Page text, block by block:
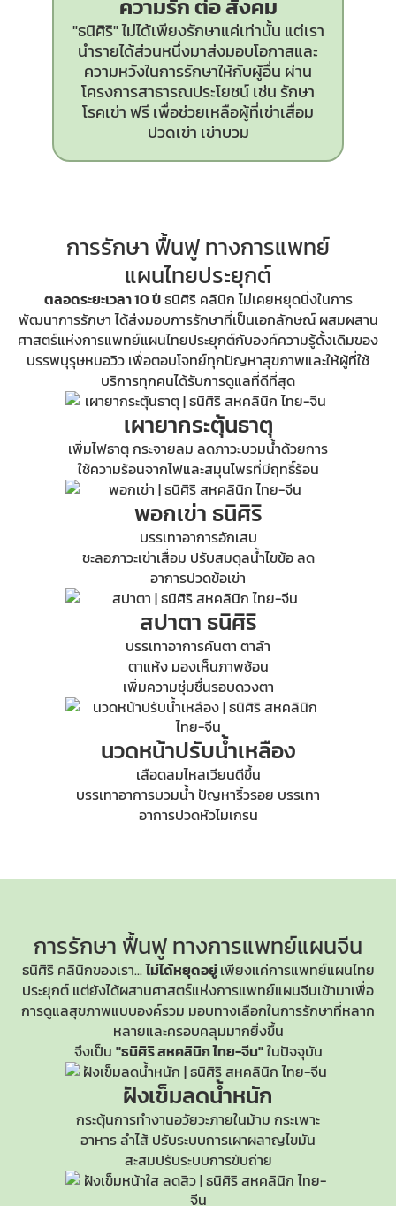
ความรัก ต่อ สังคม
"ธนิศิริ" ไม่ได้เพียงรักษาแค่เท่านั้น แต่เรา
นำรายได้ส่วนหนึ่งมาส่งมอบโอกาสและ
ความหวังในการรักษาให้กับผู้อื่น ผ่าน
โครงการสาธารณประโยชน์ เช่น รักษา
โรคเข่า ฟรี เพื่อช่วยเหลือผู้ที่เข่าเสื่อม
ปวดเข่า เข่าบวม
การรักษา ฟื้นฟู ทางการแพทย์
แผนไทยประยุกต์
ตลอดระยะเวลา 10 ปีธนิศิริ คลินิก ไม่เคยหยุดนิ่งในการ
พัฒนาการรักษา ได้ส่งมอบการรักษาที่เป็นเอกลักษณ์ ผสมผสาน
ศาสตร์แห่งการแพทย์แผนไทยประยุกต์กับองค์ความรู้ดั้งเดิมของ
บรรพบุรุษหมอวิว เพื่อตอบโจทย์ทุกปัญหาสุขภาพและให้ผู้ที่ใช้
บริการทุกคนได้รับการดูแลที่ดีที่สุด
เผายากระตุ้นธาตุ
เพิ่มไฟธาตุ กระจายลม ลดภาวะบวมน้ำด้วยการ
ใช้ความร้อนจากไฟและสมุนไพรที่มีฤทธิ์ร้อน
พอกเข่า ธนิศิริ
บรรเทาอาการอักเสบ
ชะลอภาวะเข่าเสื่อม ปรับสมดุลน้ำไขข้อ ลด
อาการปวดข้อเข่า
สปาตา ธนิศิริ
บรรเทาอาการคันตา ตาล้า
ตาแห้ง มองเห็นภาพซ้อน
เพิ่มความชุ่มชื่นรอบดวงตา
นวดหน้าปรับน้ำเหลือง
เลือดลมไหลเวียนดีขึ้น
บรรเทาอาการบวมน้ำ ปัญหาริ้วรอย บรรเทา
อาการปวดหัวไมเกรน
การรักษา ฟื้นฟูทางการแพทย์แผนจีน
ธนิศิริ คลินิกของเรา...ไม่ได้หยุดอยู่เพียงแค่การแพทย์แผนไทย
ประยุกต์ แต่ยังได้ผสานศาสตร์แห่งการแพทย์แผนจีนเข้ามาเพื่อ
การดูแลสุขภาพแบบองค์รวม มอบทางเลือกในการรักษาที่หลาก
หลายและครอบคลุมมากยิ่งขึ้น
จึงเป็น "ธนิศิริ สหคลินิก ไทย-จีน"ในปัจจุบัน
ฝังเข็มลดน้ำหนัก
กระตุ้นการทำงานอวัยวะภายในม้าม กระเพาะ
อาหาร ลำไส้ ปรับระบบการเผาผลาญไขมัน
สะสมปรับระบบการขับถ่าย